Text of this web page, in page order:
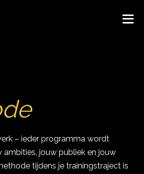
– ieder programma wordt
jouw publiek en jouw
tijdens je trainingstraject is